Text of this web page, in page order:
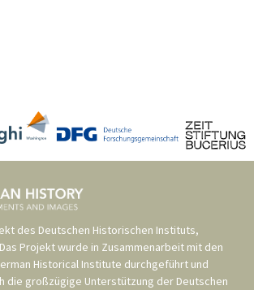
des Deutschen Historischen Instituts,
Projekt wurde in Zusammenarbeit mit den
Historical Institute durchgeführt und
die großzügige Unterstützung der Deutschen